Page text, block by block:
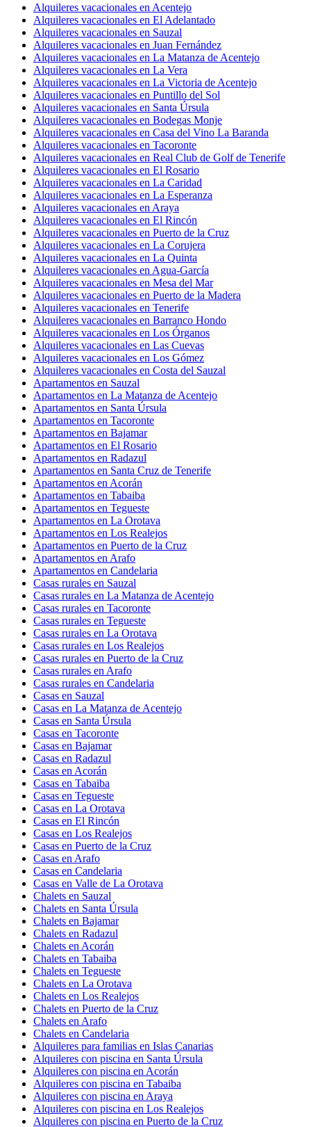
Alquileres vacacionales en Acentejo
Alquileres vacacionales en El Adelantado
Alquileres vacacionales en Sauzal
Alquileres vacacionales en Juan Fernández
Alquileres vacacionales en La Matanza de Acentejo
Alquileres vacacionales en La Vera
Alquileres vacacionales en La Victoria de Acentejo
Alquileres vacacionales en Puntillo del Sol
Alquileres vacacionales en Santa Úrsula
Alquileres vacacionales en Bodegas Monje
Alquileres vacacionales en Casa del Vino La Baranda
Alquileres vacacionales en Tacoronte
Alquileres vacacionales en Real Club de Golf de Tenerife
Alquileres vacacionales en El Rosario
Alquileres vacacionales en La Caridad
Alquileres vacacionales en La Esperanza
Alquileres vacacionales en Araya
Alquileres vacacionales en El Rincón
Alquileres vacacionales en Puerto de la Cruz
Alquileres vacacionales en La Corujera
Alquileres vacacionales en La Quinta
Alquileres vacacionales en Agua-García
Alquileres vacacionales en Mesa del Mar
Alquileres vacacionales en Puerto de la Madera
Alquileres vacacionales en Tenerife
Alquileres vacacionales en Barranco Hondo
Alquileres vacacionales en Los Órganos
Alquileres vacacionales en Las Cuevas
Alquileres vacacionales en Los Gómez
Alquileres vacacionales en Costa del Sauzal
Apartamentos en Sauzal
Apartamentos en La Matanza de Acentejo
Apartamentos en Santa Úrsula
Apartamentos en Tacoronte
Apartamentos en Bajamar
Apartamentos en El Rosario
Apartamentos en Radazul
Apartamentos en Santa Cruz de Tenerife
Apartamentos en Acorán
Apartamentos en Tabaiba
Apartamentos en Tegueste
Apartamentos en La Orotava
Apartamentos en Los Realejos
Apartamentos en Puerto de la Cruz
Apartamentos en Arafo
Apartamentos en Candelaria
Casas rurales en Sauzal
Casas rurales en La Matanza de Acentejo
Casas rurales en Tacoronte
Casas rurales en Tegueste
Casas rurales en La Orotava
Casas rurales en Los Realejos
Casas rurales en Puerto de la Cruz
Casas rurales en Arafo
Casas rurales en Candelaria
Casas en Sauzal
Casas en La Matanza de Acentejo
Casas en Santa Úrsula
Casas en Tacoronte
Casas en Bajamar
Casas en Radazul
Casas en Acorán
Casas en Tabaiba
Casas en Tegueste
Casas en La Orotava
Casas en El Rincón
Casas en Los Realejos
Casas en Puerto de la Cruz
Casas en Arafo
Casas en Candelaria
Casas en Valle de La Orotava
Chalets en Sauzal
Chalets en Santa Úrsula
Chalets en Bajamar
Chalets en Radazul
Chalets en Acorán
Chalets en Tabaiba
Chalets en Tegueste
Chalets en La Orotava
Chalets en Los Realejos
Chalets en Puerto de la Cruz
Chalets en Arafo
Chalets en Candelaria
Alquileres para familias en Islas Canarias
Alquileres con piscina en Santa Úrsula
Alquileres con piscina en Acorán
Alquileres con piscina en Tabaiba
Alquileres con piscina en Araya
Alquileres con piscina en Los Realejos
Alquileres con piscina en Puerto de la Cruz